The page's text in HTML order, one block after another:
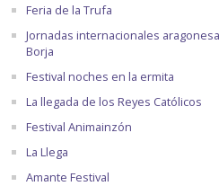
Feria de la Trufa
Jornadas internacionales
Borja
Festival noches en la ermita
La llegada de los Reyes Católicos
Festival Animainzón
La Llega
Amante Festival